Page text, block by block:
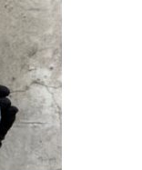
wishlist